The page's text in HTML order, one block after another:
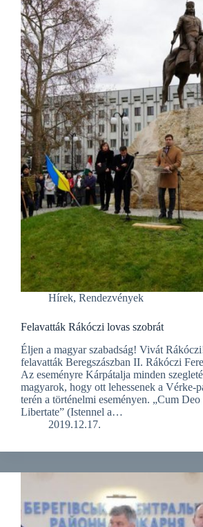
Hírek, Rendezvények
Felavatták Rákóczi lovas szobrát
Éljen a magyar szabadság! Vivát
felavatták Beregszászban II. Rákóczi
Az eseményre Kárpátalja minden
magyarok, hogy ott lehessenek a Vérke-
terén a történelmi eseményen. „Cum
Libertate” (Istennel a…
2019.12.17.